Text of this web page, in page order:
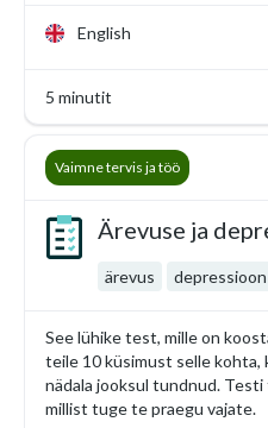
English
5 minutit
Ärevuse ja
ärevus depressioon
See lühike test, mille on
teile 10 küsimust selle kohta,
nädala jooksul tundnud.
millist tuge te praegu vajate.
Vaimne tervis ja töö